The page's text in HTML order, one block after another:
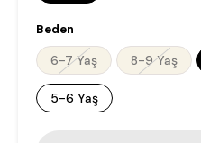
Beden
6-7 Yaş 8-9 Yaş
5-6 Yaş